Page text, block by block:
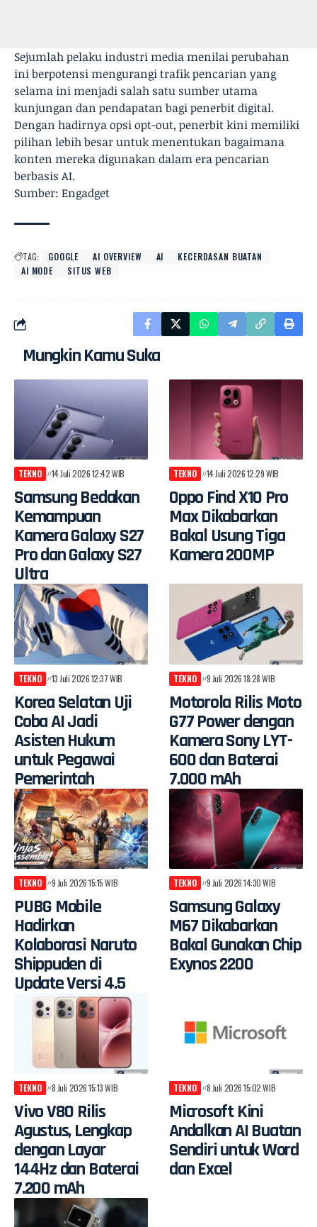
Sejumlah pelaku industri media menilai perubahan
ini berpotensi mengurangi trafik pencarian yang
selama ini menjadi salah satu sumber utama
kunjungan dan pendapatan bagi penerbit digital.
Dengan hadirnya opsi opt-out, penerbit kini memiliki
pilihan lebih besar untuk menentukan bagaimana
konten mereka digunakan dalam era pencarian
berbasis AI.
Sumber: Engadget
TAG: GOOGLE AI OVERVIEW AI
KECERDASAN BUATAN
AI MODE
SITUS WEB
Mungkin Kamu Suka
TEKNO 14 Juli 2026 12:42 WIB
Samsung Bedakan
Kemampuan
Kamera Galaxy S27
Pro dan Galaxy S27
Ultra
TEKNO 14 Juli 2026 12:29 WIB
Oppo Find X10 Pro
Max Dikabarkan
Bakal Usung Tiga
Kamera 200MP
TEKNO 13 Juli 2026 12:37 WIB
Korea Selatan Uji
Coba AI Jadi
Asisten Hukum
untuk Pegawai
Pemerintah
TEKNO 9 Juli 2026 18:28 WIB
Motorola Rilis Moto
G77 Power dengan
Kamera Sony LYT-
600 dan Baterai
7.000 mAh
TEKNO 9 Juli 2026 15:15 WIB
PUBG Mobile
Hadirkan
Kolaborasi Naruto
Shippuden di
Update Versi 4.5
TEKNO 9 Juli 2026 14:30 WIB
Samsung Galaxy
M67 Dikabarkan
Bakal Gunakan Chip
Exynos 2200
TEKNO 8 Juli 2026 15:13 WIB
Vivo V80 Rilis
Agustus, Lengkap
dengan Layar
144Hz dan Baterai
7.200 mAh
TEKNO 8 Juli 2026 15:02 WIB
Microsoft Kini
Andalkan AI Buatan
Sendiri untuk Word
dan Excel